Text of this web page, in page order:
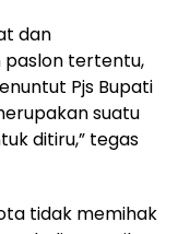
dan
paslon tertentu,
Pjs Bupati
suatu
ditiru,” tegas
tidak memihak